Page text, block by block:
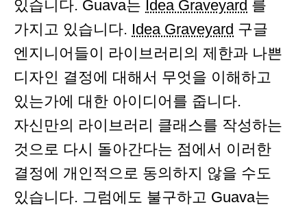
있습니다. Guava는 Idea Graveyard 를
가지고 있습니다. Idea Graveyard 구글
엔지니어들이 라이브러리의 제한과 나쁜
디자인 결정에 대해서 무엇을 이해하고
있는가에 대한 아이디어를 줍니다.
자신만의 라이브러리 클래스를 작성하는
것으로 다시 돌아간다는 점에서 이러한
결정에 개인적으로 동의하지 않을 수도
있습니다. 그럼에도 불구하고 Guava는